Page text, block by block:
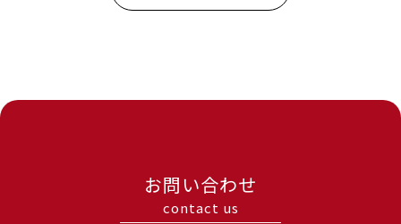
お問い合わせ
contact us